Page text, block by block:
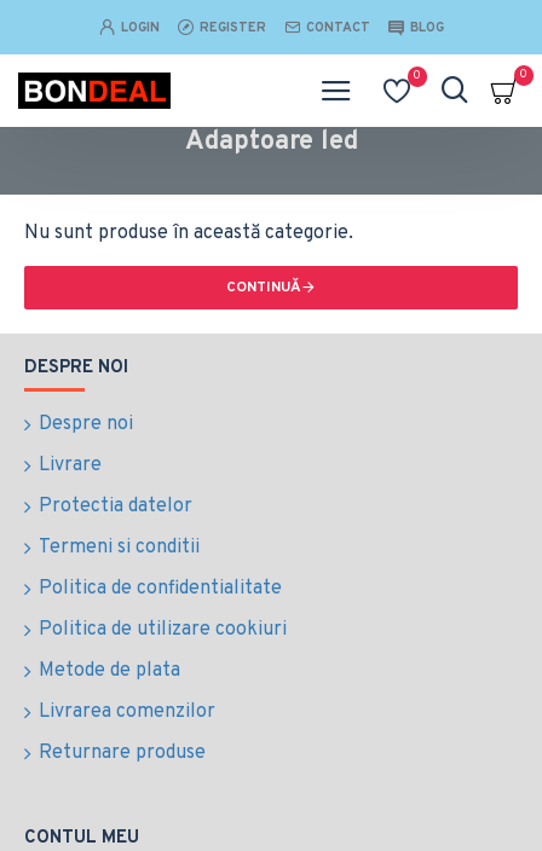
LOGIN REGISTER CONTACT BLOG
0 0
Adaptoare led
Nu sunt produse în această categorie.
CONTINUĂ
DESPRE NOI
Despre noi
Livrare
Protectia datelor
Termeni si conditii
Politica de confidentialitate
Politica de utilizare cookiuri
Metode de plata
Livrarea comenzilor
Returnare produse
CONTUL MEU